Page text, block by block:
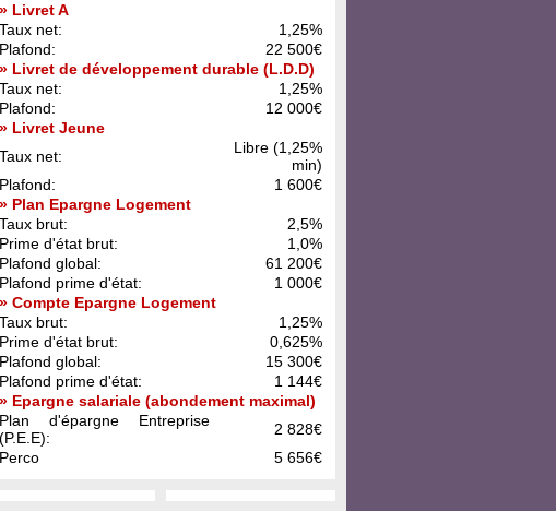
» Livret A
Taux net:
1,25%
Plafond:
22 500€
» Livret de développement durable (L.D.D)
Taux net:
1,25%
Plafond:
12 000€
» Livret Jeune
Taux net:
Libre (1,25%
min)
Plafond:
1 600€
» Plan Epargne Logement
Taux brut:
2,5%
Prime d'état brut:
1,0%
Plafond global:
61 200€
Plafond prime d'état:
1 000€
» Compte Epargne Logement
Taux brut:
1,25%
Prime d'état brut:
0,625%
Plafond global:
15 300€
Plafond prime d'état:
1 144€
» Epargne salariale (abondement maximal)
Plan d'épargne Entreprise
(P.E.E):
2 828€
Perco
5 656€